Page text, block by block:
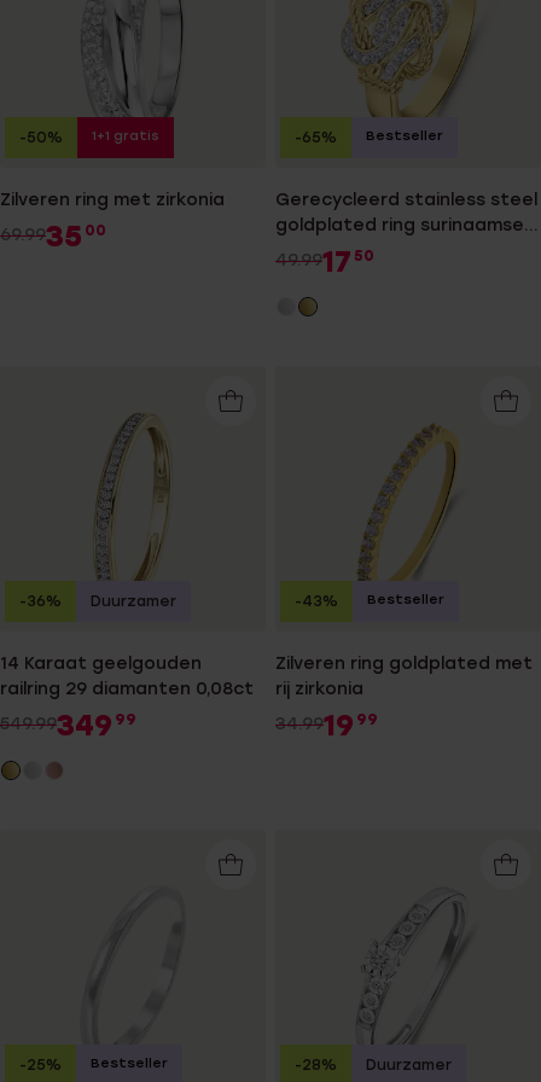
Zilveren ring met zirkonia
69.9935 00
-50% 1+1 gratis
Gerecycleerd stainless steel
goldplated ring surinaamse
mattenklopper
49.9917 50
-65% Bestseller
14 Karaat geelgouden
railring 29 diamanten 0,08ct
549.99349 99
-36% Duurzamer
Zilveren ring goldplated met
rij zirkonia
34.9919 99
-43% Bestseller
-25% Bestseller -28% Duurzamer